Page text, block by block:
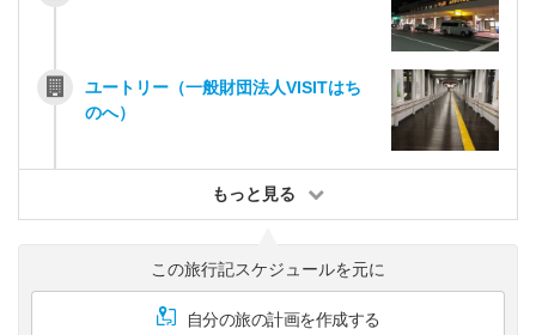
ユートリー（一般財団法人VISITはち
のへ）
もっと見る
この旅行記スケジュールを元に
自分の旅の計画を作成する